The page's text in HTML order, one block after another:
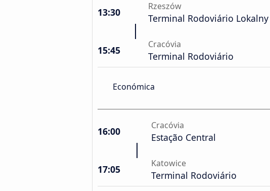
13:30 Rzeszów
Terminal Rodoviário Lokalny
15:45 Cracóvia
Terminal Rodoviário
Económica
16:00 Cracóvia
Estação Central
17:05 Katowice
Terminal Rodoviário